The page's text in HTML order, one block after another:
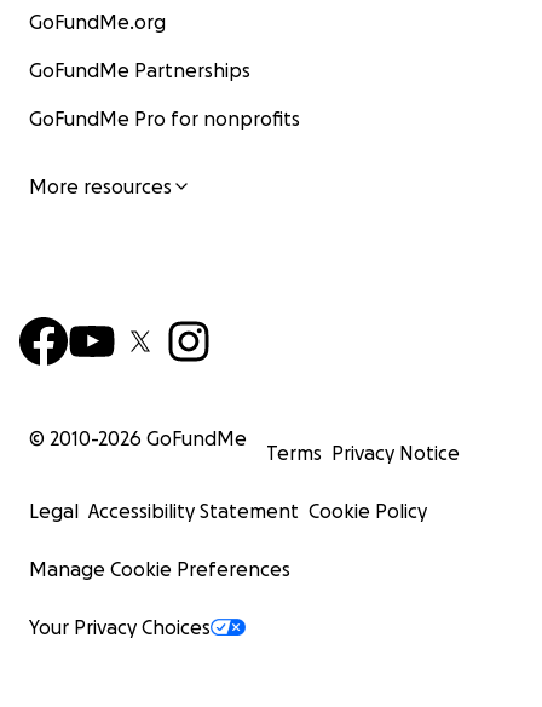
GoFundMe.org
GoFundMe Partnerships
GoFundMe Pro for nonprofits
More resources
© 2010-2026 GoFundMe
Terms Privacy Notice
Legal Accessibility Statement Cookie Policy
Manage Cookie Preferences
Your Privacy Choices